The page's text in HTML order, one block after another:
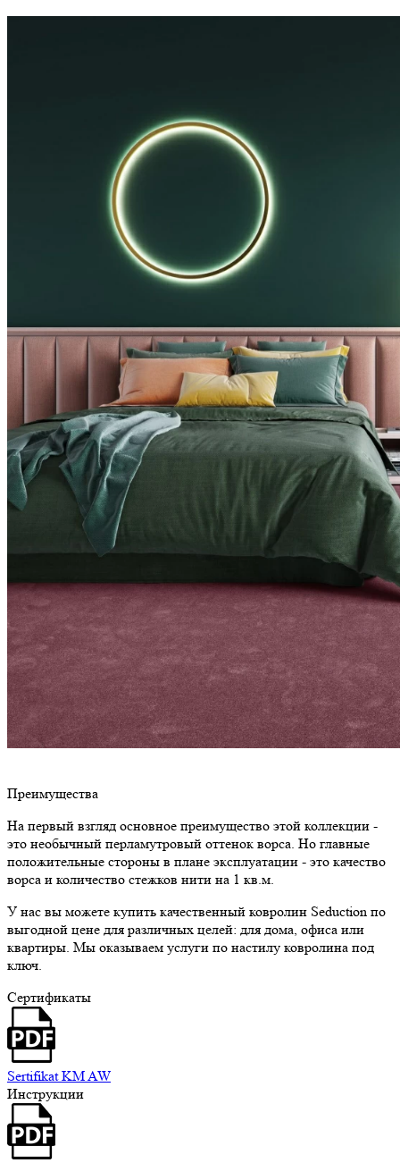
Преимущества
На первый взгляд основное преимущество этой коллекции -
это необычный перламутровый оттенок ворса. Но главные
положительные стороны в плане эксплуатации - это качество
ворса и количество стежков нити на 1 кв.м.
У нас вы можете купить качественный ковролин Seduction по
выгодной цене для различных целей: для дома, офиса или
квартиры. Мы оказываем услуги по настилу ковролина под
ключ.
Сертификаты
Sertifikat KM AW
Инструкции